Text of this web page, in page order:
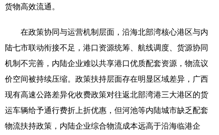
货物高效流通。
在政策协同与运营机制层面，沿海北部湾核心港区与内
陆七市联动衔接不足，港口资源统筹、航线调度、货源协同
机制不完善，内陆企业难以共享港口优质配套资源，物流议
价空间被持续压缩。政策扶持层面存在明显区域差异，广西
现有高速公路差异化收费政策对往返北部湾港三大港区的货
运车辆给予通行费折上折优惠，但河池等内陆城市缺乏配套
物流扶持政策，内陆企业综合物流成本远高于沿海临港企